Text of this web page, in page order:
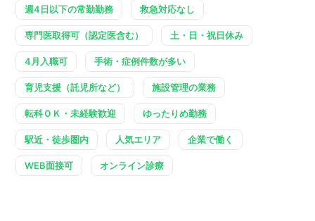
週4日以下の常勤勤務 救急対応なし
専門医取得可（認定医含む） 土・日・祝日休み
4月入職可 手術・症例件数が多い
育児支援（託児所など） 施設管理の業務
転科ＯＫ・未経験歓迎 ゆったりめ勤務
駅近・徒歩圏内 人気エリア 企業で働く
WEB面接可 オンライン診療